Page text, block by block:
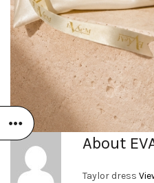
About
Taylor dress